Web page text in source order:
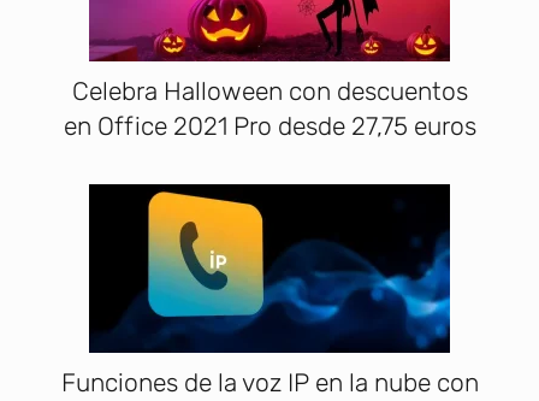
Celebra Halloween con descuentos
en Office 2021 Pro desde 27,75 euros
Funciones de la voz IP en la nube con